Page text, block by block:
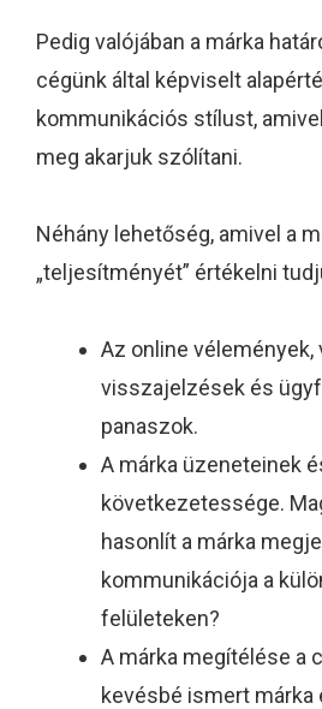
Pedig valójában a márka
cégünk által képviselt
kommunikációs stílust,
meg akarjuk szólítani.
Néhány lehetőség, amivel a
„teljesítményét” értékelni
Az online vélemények,
visszajelzések és
panaszok.
A márka üzeneteinek
következetessége.
hasonlít a márka
kommunikációja a
felületeken?
A márka megítélése a
kevésbé ismert márka